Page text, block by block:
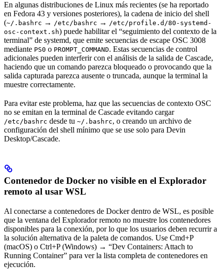
En algunas distribuciones de Linux más recientes (se ha reportado
en Fedora 43 y versiones posteriores), la cadena de inicio del shell
(~/.bashrc → /etc/bashrc → /etc/profile.d/80-systemd-
osc-context.sh) puede habilitar el “seguimiento del contexto de la
terminal” de systemd, que emite secuencias de escape OSC 3008
mediante PS0 o PROMPT_COMMAND. Estas secuencias de control
adicionales pueden interferir con el análisis de la salida de Cascade,
haciendo que un comando parezca bloqueado o provocando que la
salida capturada parezca ausente o truncada, aunque la terminal la
muestre correctamente.
Para evitar este problema, haz que las secuencias de contexto OSC
no se emitan en la terminal de Cascade evitando cargar
/etc/bashrc desde tu ~/.bashrc, o creando un archivo de
configuración del shell mínimo que se use solo para Devin
Desktop/Cascade.
Contenedor de Docker no visible en el Explorador
remoto al usar WSL
Al conectarse a contenedores de Docker dentro de WSL, es posible
que la ventana del Explorador remoto no muestre los contenedores
disponibles para la conexión, por lo que los usuarios deben recurrir a
la solución alternativa de la paleta de comandos. Use Cmd+P
(macOS) o Ctrl+P (Windows) → “Dev Containers: Attach to
Running Container” para ver la lista completa de contenedores en
ejecución.